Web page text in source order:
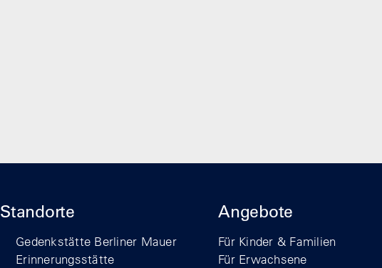
Standorte
Gedenkstätte Berliner Mauer
Erinnerungsstätte
Angebote
Für Kinder & Familien
Für Erwachsene